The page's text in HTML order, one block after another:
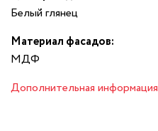
Белый глянец
Материал фасадов:
МДФ
Дополнительная информация